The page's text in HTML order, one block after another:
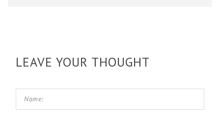
LEAVE YOUR THOUGHT